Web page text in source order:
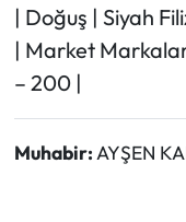
| Doğuş | Siyah
| Market
– 200 |
Muhabir:AYŞEN